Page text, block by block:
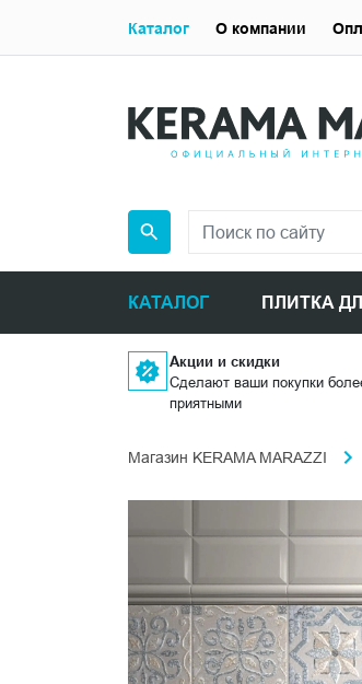
КАТАЛОГ ПЛИТКА
Каталог О компании
Акции и скидки
Сделают ваши покупки
приятными
Магазин KERAMA MARAZZI